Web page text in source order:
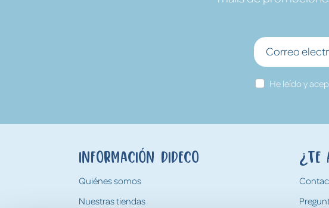
He leído y
Información Dideco
Quiénes somos
Nuestras tiendas
¿Te